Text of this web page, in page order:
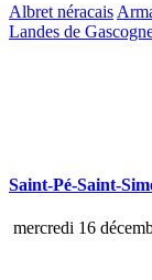
Albret néracais
Landes de
Saint-Pé-Saint-
mercredi 16